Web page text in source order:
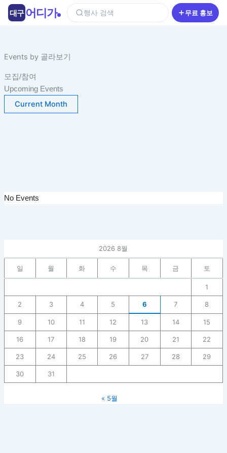
건
뛰
기
Events by 골라보기
모집/참여
Upcoming Events
Current Month
No Events
2026 8월
일 월 화 수 목 금 토
1
2 3 4 5 6 7 8
9 10 11 12 13 14 15
16 17 18 19 20 21 22
23 24 25 26 27 28 29
30 31
« 5월
대구 어디가 행사 검색 무료 홍보